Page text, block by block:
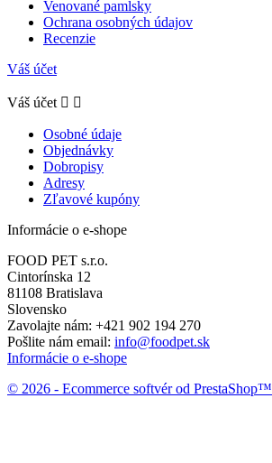
Venované pamlsky
Ochrana osobných údajov
Recenzie
Váš účet
Váš účet  
Osobné údaje
Objednávky
Dobropisy
Adresy
Zľavové kupóny
Informácie o e-shope
FOOD PET s.r.o.
Cintorínska 12
81108 Bratislava
Slovensko
Zavolajte nám: +421 902 194 270
Pošlite nám email: info@foodpet.sk
Informácie o e-shope
© 2026 - Ecommerce softvér od PrestaShop™